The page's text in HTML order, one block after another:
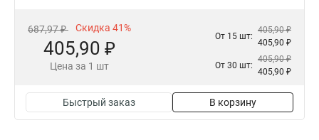
687,97 ₽ Скидка 41%
405,90 ₽
Цена за 1 шт
От 15 шт:
405,90 ₽
405,90 ₽
От 30 шт:
405,90 ₽
405,90 ₽
Быстрый заказ В корзину